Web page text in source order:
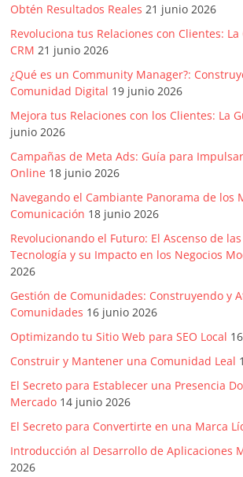
Obtén Resultados Reales 21 junio 2026
Revoluciona tus Relaciones con Clientes:
CRM 21 junio 2026
¿Qué es un Community Manager?:
Comunidad Digital 19 junio 2026
Mejora tus Relaciones con los Clientes: La
junio 2026
Campañas de Meta Ads: Guía para
Online 18 junio 2026
Navegando el Cambiante Panorama de los
Comunicación 18 junio 2026
Revolucionando el Futuro: El Ascenso de
Tecnología y su Impacto en los Negocios
2026
Gestión de Comunidades: Construyendo y
Comunidades 16 junio 2026
Optimizando tu Sitio Web para SEO Local
Construir y Mantener una Comunidad Leal
El Secreto para Establecer una Presencia
Mercado 14 junio 2026
El Secreto para Convertirte en una Marca
Introducción al Desarrollo de Aplicaciones
2026